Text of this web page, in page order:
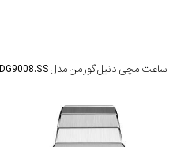
ساعت مچی دنیل گورمن مدل DG9008.SS